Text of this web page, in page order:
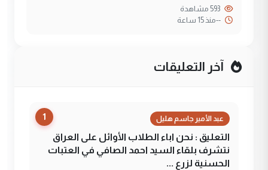
--منذ 15 ساعة
آخر التعليقات
1 عبد الأمير جاسم هليل
التعليق : نحن اباء الطلاب الأوائل على العراق
نتشرف بلقاء السيد احمد الصافي في العتبات
الحسنية لزرع ...